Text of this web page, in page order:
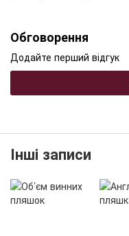
Обговорення
Додайте перший відгук
Інші записи